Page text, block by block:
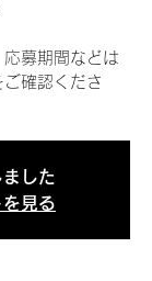
募期間などは
ご確認くださ
した
見る